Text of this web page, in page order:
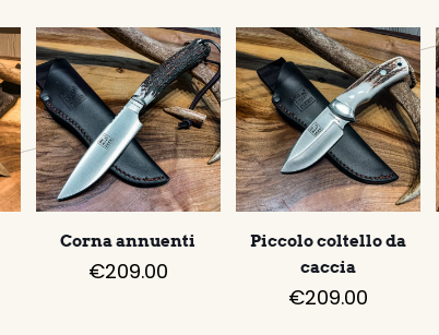
Corna annuenti
€209.00
Piccolo coltello da
caccia
€209.00